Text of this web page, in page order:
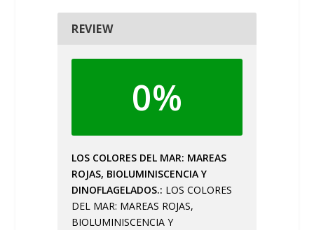
REVIEW
0%
LOS COLORES DEL MAR: MAREAS
ROJAS, BIOLUMINISCENCIA Y
DINOFLAGELADOS. LOS COLORES
DEL MAR: MAREAS ROJAS,
BIOLUMINISCENCIA Y